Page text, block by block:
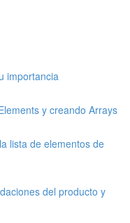
importancia
y creando Arrays
lista de elementos de
del producto y